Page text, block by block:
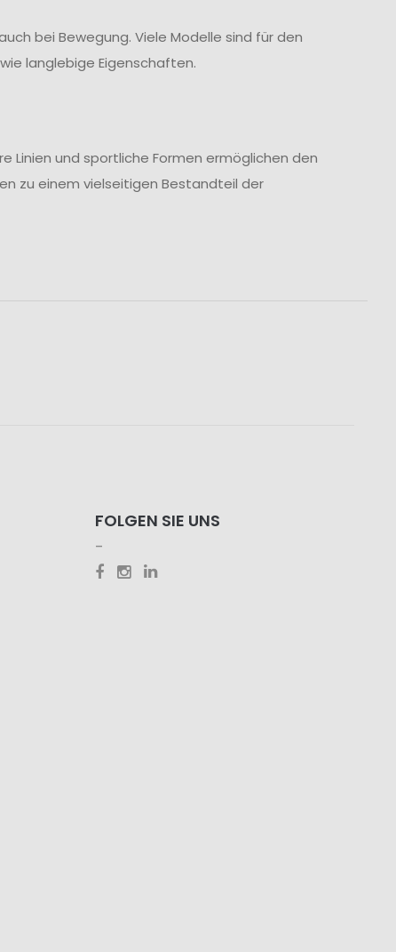
bei Bewegung. Viele Modelle sind für den
langlebige Eigenschaften.
Linien und sportliche Formen ermöglichen den
zu einem vielseitigen Bestandteil der
FOLGEN SIE UNS